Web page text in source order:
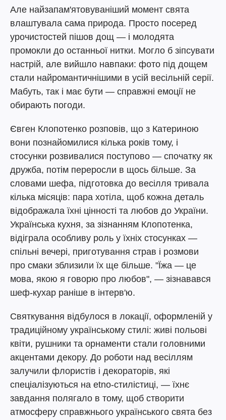
Але найзапам'ятовуваніший момент свята
влаштувала сама природа. Просто посеред
урочистостей пішов дощ — і молодята
промокли до останньої нитки. Могло б зіпсувати
настрій, але вийшло навпаки: фото під дощем
стали найромантичнішими в усій весільній серії.
Мабуть, так і має бути — справжні емоції не
обирають погоди.
Євген Клопотенко розповів, що з Катериною
вони познайомилися кілька років тому, і
стосунки розвивалися поступово — спочатку як
дружба, потім переросли в щось більше. За
словами шефа, підготовка до весілля тривала
кілька місяців: пара хотіла, щоб кожна деталь
відображала їхні цінності та любов до України.
Українська кухня, за зізнанням Клопотенка,
відіграла особливу роль у їхніх стосунках —
спільні вечері, приготування страв і розмови
про смаки зблизили їх ще більше. "Їжа — це
мова, якою я говорю про любов", — зізнавався
шеф-кухар раніше в інтерв'ю.
Святкування відбулося в локації, оформленій у
традиційному українському стилі: живі польові
квіти, рушники та орнаменти стали головними
акцентами декору. До роботи над весіллям
залучили флористів і декораторів, які
спеціалізуються на etno-стилістиці, — їхнє
завдання полягало в тому, щоб створити
атмосферу справжнього українського свята без